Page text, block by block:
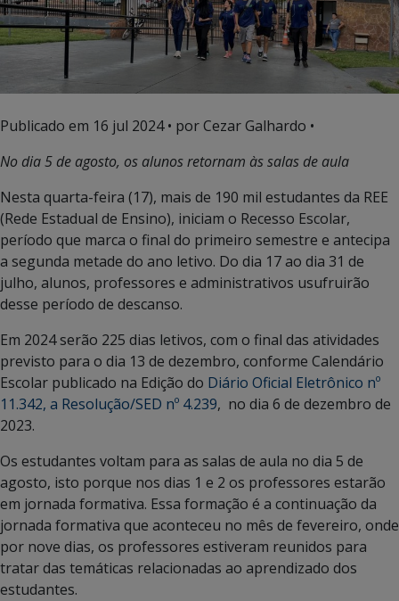
Publicado em 16 jul 2024• por Cezar Galhardo •
No dia 5 de agosto, os alunos retornam às salas de aula
Nesta quarta-feira (17), mais de 190 mil estudantes da REE
(Rede Estadual de Ensino), iniciam o Recesso Escolar,
período que marca o final do primeiro semestre e antecipa
a segunda metade do ano letivo. Do dia 17 ao dia 31 de
julho, alunos, professores e administrativos usufruirão
desse período de descanso.
Em 2024 serão 225 dias letivos, com o final das atividades
previsto para o dia 13 de dezembro, conforme Calendário
Escolar publicado na Edição do Diário Oficial Eletrônico nº
11.342, a Resolução/SED nº 4.239, no dia 6 de dezembro de
2023.
Os estudantes voltam para as salas de aula no dia 5 de
agosto, isto porque nos dias 1 e 2 os professores estarão
em jornada formativa. Essa formação é a continuação da
jornada formativa que aconteceu no mês de fevereiro, onde
por nove dias, os professores estiveram reunidos para
tratar das temáticas relacionadas ao aprendizado dos
estudantes.